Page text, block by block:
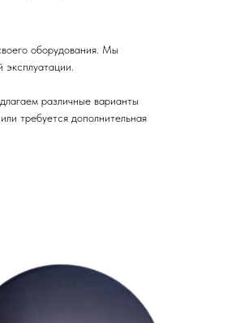
оборудования. Мы
различные варианты
требуется дополнительная